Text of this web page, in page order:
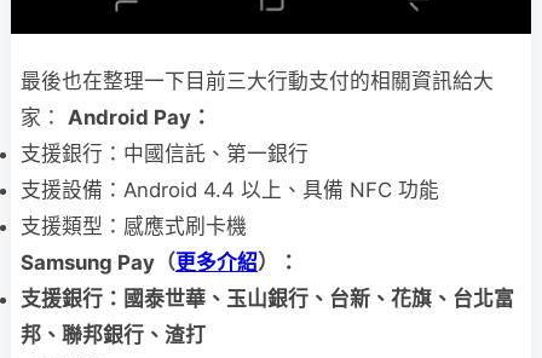
最後也在整理一下目前三大行動支付的相關資訊給大
家： Android Pay：
支援銀行：中國信託、第一銀行
支援設備：Android 4.4 以上、具備 NFC 功能
支援類型：感應式刷卡機
Samsung Pay（更多介紹）：
支援銀行：國泰世華、玉山銀行、台新、花旗、台北富
邦、聯邦銀行、渣打